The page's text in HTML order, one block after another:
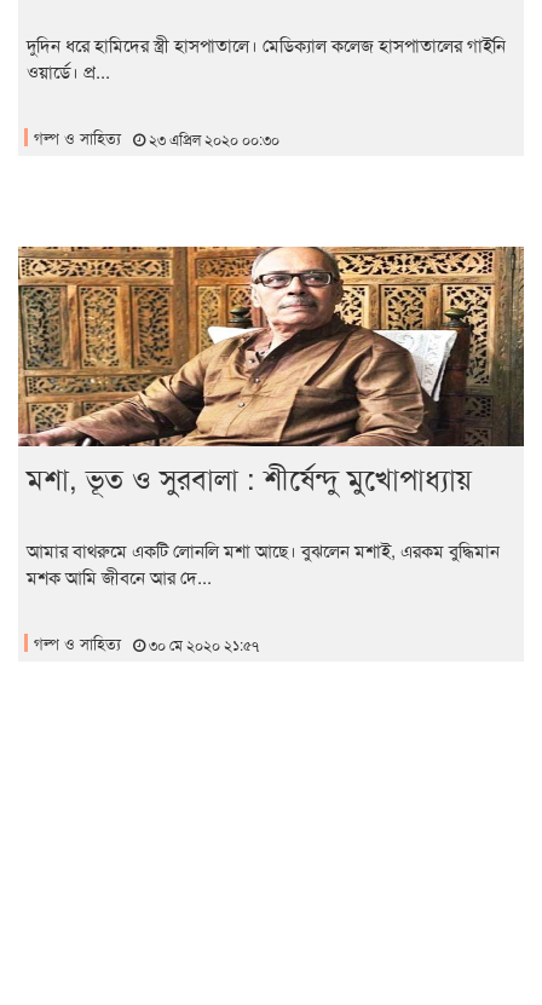
দুদিন ধরে হামিদের স্ত্রী হাসপাতালে। মেডিক্যাল কলেজ হাসপাতালের গাইনি
ওয়ার্ডে। প্র...
গল্প ও সাহিত্য ২৩ এপ্রিল ২০২০ ০০:৩০
মশা, ভূত ও সুরবালা : শীর্ষেন্দু মুখোপাধ্যায়
আমার বাথরুমে একটি লোনলি মশা আছে। বুঝলেন মশাই, এরকম বুদ্ধিমান
মশক আমি জীবনে আর দে...
গল্প ও সাহিত্য ৩০ মে ২০২০ ২১:৫৭